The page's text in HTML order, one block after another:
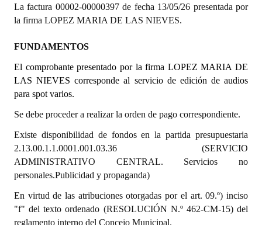
Constitución Provincial
Digesto
Organigrama
Informes de Gestión
Proyectos Presentados
Dictámenes Asesoría Letrada
La factura 00002-00000397 de fecha 13/05/26 presentada por
la firma LOPEZ MARIA DE LAS NIEVES.
FUNDAMENTOS
El comprobante presentado por la firma LOPEZ MARIA DE
LAS NIEVES corresponde al servicio de edición de audios
para spot varios.
Se debe proceder a realizar la orden de pago correspondiente.
Existe disponibilidad de fondos en la partida presupuestaria
2.13.00.1.1.0001.001.03.36 (SERVICIO
ADMINISTRATIVO CENTRAL. Servicios no
personales.Publicidad y propaganda)
En virtud de las atribuciones otorgadas por el art. 09.º) inciso
"f" del texto ordenado (RESOLUCIÓN N.º 462-CM-15) del
reglamento interno del Concejo Municipal.